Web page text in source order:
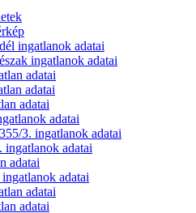
ingatlanok adatai
ingatlanok adatai
adatai
adatai
adatai
adatai
3. ingatlanok adatai
ingatlanok adatai
adatai
adatai
adatai
adatai